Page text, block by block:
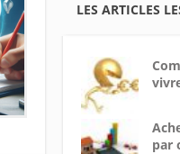
LES ARTICLES
par